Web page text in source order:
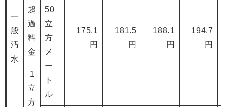
一
般
汚
水
超
過
料
金
1
立
方
50
立
方
メ
ー
ト
ル
175.1
円
181.5
円
188.1
円
194.7
円